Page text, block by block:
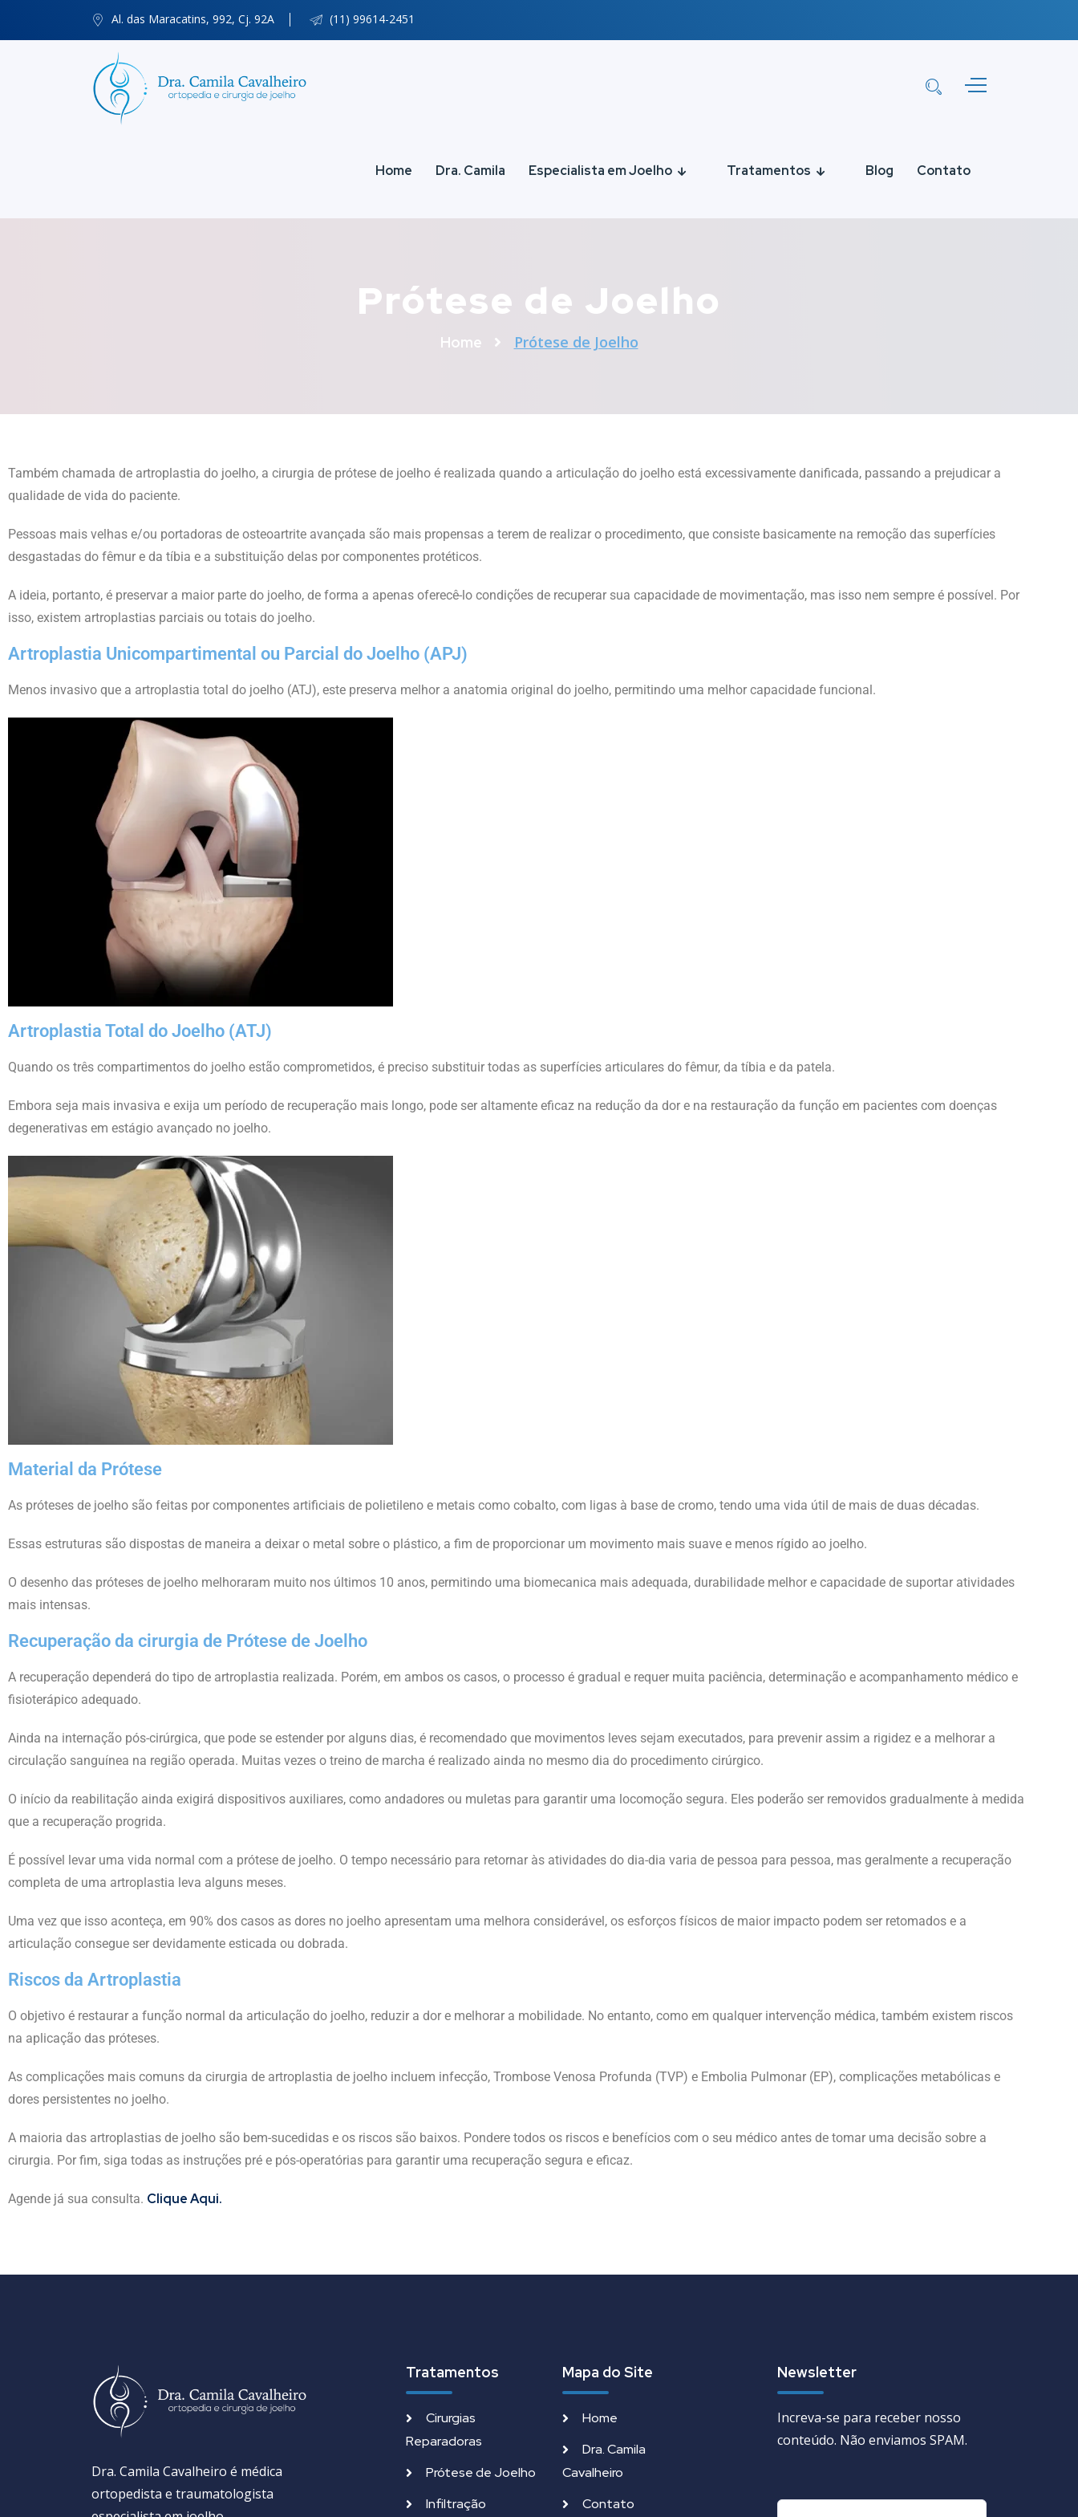
Al. das Maracatins, 992, Cj. 92A (11) 99614-2451
Home Dra. Camila Especialista em Joelho Tratamentos Blog Contato
Prótese de Joelho
Home Prótese de Joelho
Também chamada de artroplastia do joelho, a cirurgia de prótese de joelho é realizada quando a articulação do joelho está excessivamente danificada, passando a prejudicar a
qualidade de vida do paciente.
Pessoas mais velhas e/ou portadoras de osteoartrite avançada são mais propensas a terem de realizar o procedimento, que consiste basicamente na remoção das superfícies
desgastadas do fêmur e da tíbia e a substituição delas por componentes protéticos.
A ideia, portanto, é preservar a maior parte do joelho, de forma a apenas oferecê-lo condições de recuperar sua capacidade de movimentação, mas isso nem sempre é possível. Por
isso, existem artroplastias parciais ou totais do joelho.
Artroplastia Unicompartimental ou Parcial do Joelho (APJ)
Menos invasivo que a artroplastia total do joelho (ATJ), este preserva melhor a anatomia original do joelho, permitindo uma melhor capacidade funcional.
Artroplastia Total do Joelho (ATJ)
Quando os três compartimentos do joelho estão comprometidos, é preciso substituir todas as superfícies articulares do fêmur, da tíbia e da patela.
Embora seja mais invasiva e exija um período de recuperação mais longo, pode ser altamente eficaz na redução da dor e na restauração da função em pacientes com doenças
degenerativas em estágio avançado no joelho.
Material da Prótese
As próteses de joelho são feitas por componentes artificiais de polietileno e metais como cobalto, com ligas à base de cromo, tendo uma vida útil de mais de duas décadas.
Essas estruturas são dispostas de maneira a deixar o metal sobre o plástico, a fim de proporcionar um movimento mais suave e menos rígido ao joelho.
O desenho das próteses de joelho melhoraram muito nos últimos 10 anos, permitindo uma biomecanica mais adequada, durabilidade melhor e capacidade de suportar atividades
mais intensas.
Recuperação da cirurgia de Prótese de Joelho
A recuperação dependerá do tipo de artroplastia realizada. Porém, em ambos os casos, o processo é gradual e requer muita paciência, determinação e acompanhamento médico e
fisioterápico adequado.
Ainda na internação pós-cirúrgica, que pode se estender por alguns dias, é recomendado que movimentos leves sejam executados, para prevenir assim a rigidez e a melhorar a
circulação sanguínea na região operada. Muitas vezes o treino de marcha é realizado ainda no mesmo dia do procedimento cirúrgico.
O início da reabilitação ainda exigirá dispositivos auxiliares, como andadores ou muletas para garantir uma locomoção segura. Eles poderão ser removidos gradualmente à medida
que a recuperação progrida.
É possível levar uma vida normal com a prótese de joelho. O tempo necessário para retornar às atividades do dia-dia varia de pessoa para pessoa, mas geralmente a recuperação
completa de uma artroplastia leva alguns meses.
Uma vez que isso aconteça, em 90% dos casos as dores no joelho apresentam uma melhora considerável, os esforços físicos de maior impacto podem ser retomados e a
articulação consegue ser devidamente esticada ou dobrada.
Riscos da Artroplastia
O objetivo é restaurar a função normal da articulação do joelho, reduzir a dor e melhorar a mobilidade. No entanto, como em qualquer intervenção médica, também existem riscos
na aplicação das próteses.
As complicações mais comuns da cirurgia de artroplastia de joelho incluem infecção, Trombose Venosa Profunda (TVP) e Embolia Pulmonar (EP), complicações metabólicas e
dores persistentes no joelho.
A maioria das artroplastias de joelho são bem-sucedidas e os riscos são baixos. Pondere todos os riscos e benefícios com o seu médico antes de tomar uma decisão sobre a
cirurgia. Por fim, siga todas as instruções pré e pós-operatórias para garantir uma recuperação segura e eficaz.
Agende já sua consulta. Clique Aqui.
Dra. Camila Cavalheiro é médica
ortopedista e traumatologista
Tratamentos
Cirurgias
Reparadoras
Prótese de Joelho
Infiltração
Mapa do Site
Home
Dra. Camila
Cavalheiro
Contato
Newsletter
Increva-se para receber nosso
conteúdo. Não enviamos SPAM.